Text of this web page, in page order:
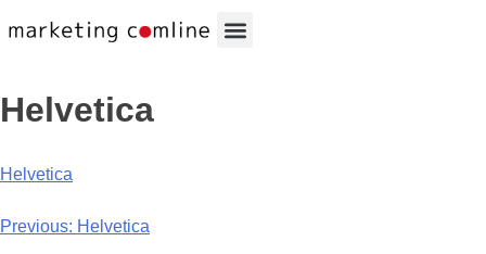
Helvetica
Helvetica
Previous: Helvetica